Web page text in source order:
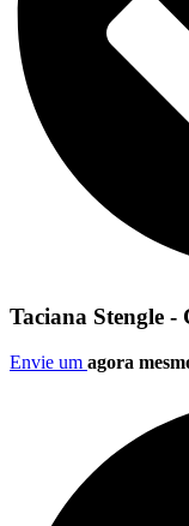
Taciana Stengle -
Envie um agora